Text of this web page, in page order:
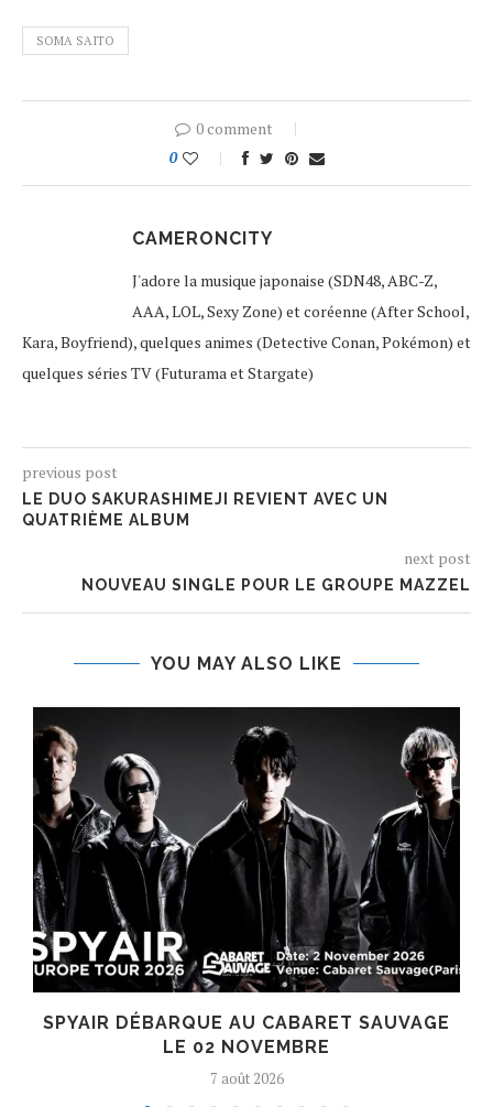
SOMA SAITO
0 comment
0
CAMERONCITY
J'adore la musique japonaise (SDN48, ABC-Z,
AAA, LOL, Sexy Zone) et coréenne (After School,
Kara, Boyfriend), quelques animes (Detective Conan, Pokémon) et
quelques séries TV (Futurama et Stargate)
previous post
LE DUO SAKURASHIMEJI REVIENT AVEC UN
QUATRIÈME ALBUM
next post
NOUVEAU SINGLE POUR LE GROUPE MAZZEL
YOU MAY ALSO LIKE
SPYAIR DÉBARQUE AU CABARET SAUVAGE
LE 02 NOVEMBRE
7 août 2026